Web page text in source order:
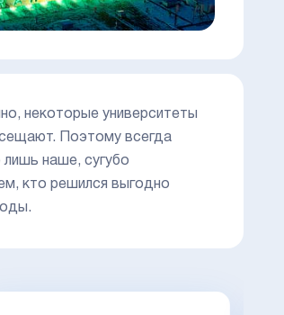
некоторые университеты
Поэтому всегда
наше, сугубо
кто решился выгодно